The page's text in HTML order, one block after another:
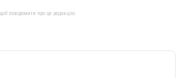
повідомити про це редакцію